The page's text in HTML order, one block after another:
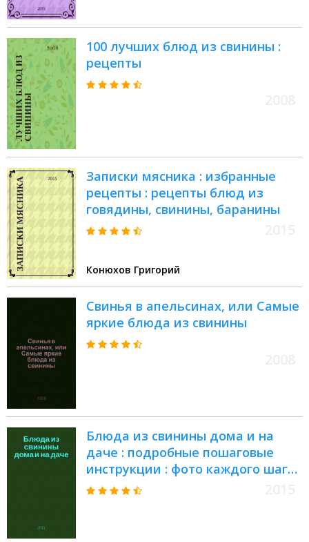
100 лучших блюд из свинины :
рецепты
Записки мясника : избранные
рецепты : рецепты блюд из
говядины, свинины, баранины
Конюхов Григорий
Свинья в апельсинах, или Самые
яркие блюда из свинины
Блюда из свинины дома и на
даче : подробные пошаговые
инструкции : фото каждого шага,
готовить как шеф-повар,